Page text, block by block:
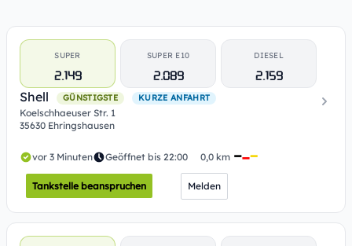
SUPER
2.149
SUPER E10
2.089
DIESEL
2.159
Shell
GÜNSTIGSTE KURZE ANFAHRT
Koelschhaeuser Str. 1
35630 Ehringshausen
vor 3 Minuten Geöffnet bis 22:00 0,0 km
Tankstelle beanspruchen Melden